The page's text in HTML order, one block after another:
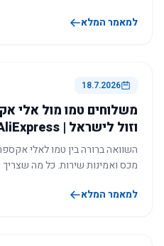
למאמר המלא
18.7.2026
משלוחים טמו מול אלי
וזול לישראל | Temu vs AliExpress
השוואה ברורה בין טמו לאלי
מכס ואמינות שירות. כל מה
למאמר המלא